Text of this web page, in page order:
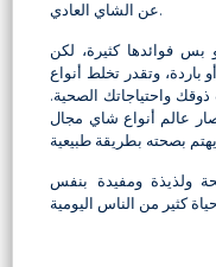
عن الشاي العادي.
فوائدها كثيرة، لكن
باردة، وتقدر تخلط أنواع
واحتياجاتك الصحية.
صار عالم أنواع شاي مجال
ولذيذة ومفيدة بنفس